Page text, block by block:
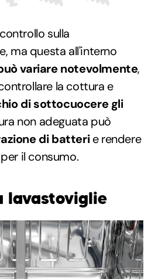
sulla
ma questa all'interno
variare notevolmente,
la cottura e
di sottocuocere gli
non adeguata può
di batterie rendere
il consumo.
lavastoviglie